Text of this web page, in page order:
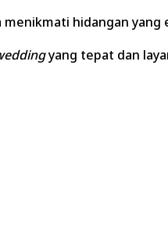
hidangan yang
yang tepat dan